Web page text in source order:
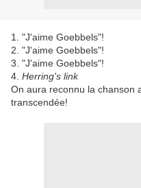
1. "J'aime Goebbels"!
2. "J'aime Goebbels"!
3. "J'aime Goebbels"!
4. Herring's link
On aura reconnu la chanson
transcendée!